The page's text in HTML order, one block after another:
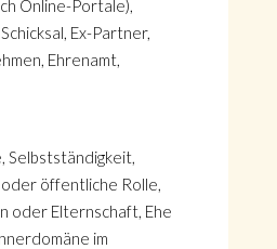
Online-Portale),
Ex-Partner,
Ehrenamt,
Selbstständigkeit,
öffentliche Rolle,
oder Elternschaft, Ehe
im